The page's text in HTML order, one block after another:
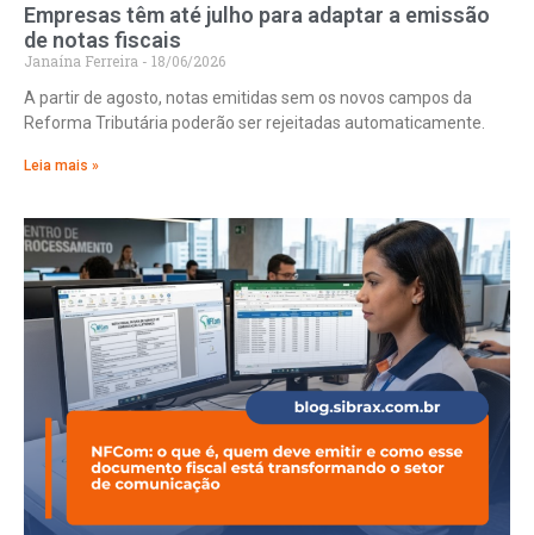
Empresas têm até julho para adaptar a emissão
de notas fiscais
Janaína Ferreira
18/06/2026
A partir de agosto, notas emitidas sem os novos campos da
Reforma Tributária poderão ser rejeitadas automaticamente.
Leia mais »